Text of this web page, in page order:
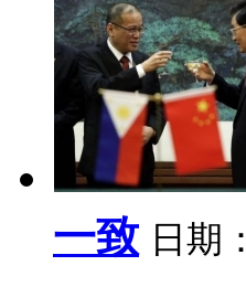
一致 日期：